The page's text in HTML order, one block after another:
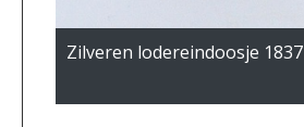
Zilveren lodereindoosje 1837